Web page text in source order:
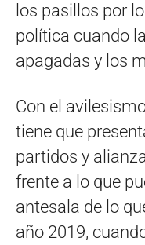
los pasillos por
política cuando
apagadas y los
Con el
tiene que
partidos y
frente a lo que
antesala de lo
año 2019,